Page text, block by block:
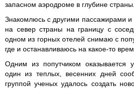
запасном аэродроме в глубине страны.
Знакомлюсь с другими пассажирами и
на север страны на границу с
одном из горных отелей снимаю с
где и останавливаюсь на какое-то
Одним из попутчиком оказывается
один из теплых, весенних дней
группой ученых удалось создать